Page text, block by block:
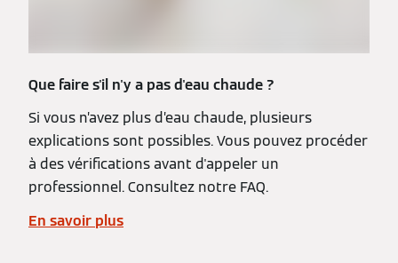
Que faire s'il n'y a pas d'eau chaude ?
Si vous n’avez plus d’eau chaude, plusieurs
explications sont possibles. Vous pouvez procéder
à des vérifications avant d'appeler un
professionnel. Consultez notre FAQ.
En savoir plus